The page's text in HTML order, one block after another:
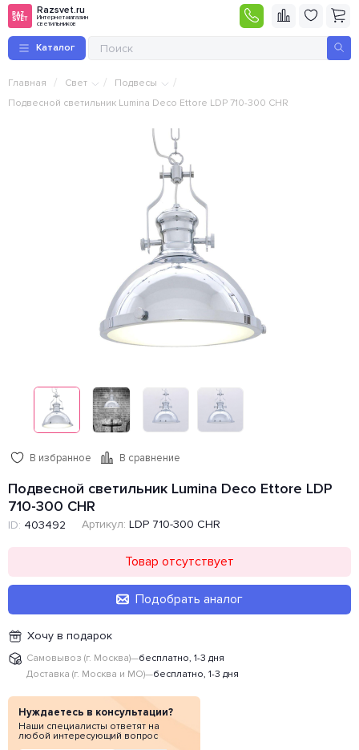
Razsvet.ru
Интернет-магазин
светильников
Каталог
Главная / Свет / Подвесы /
Подвесной светильник Lumina Deco Ettore LDP 710-300 CHR
В избранное В сравнение
Подвесной светильник Lumina Deco Ettore LDP
710-300 CHR
ID: 403492 Артикул: LDP 710-300 CHR
Товар отсутствует
Подобрать аналог
Хочу в подарок
Самовывоз (г. Москва)—бесплатно, 1-3 дня
Доставка (г. Москва и МО)—бесплатно, 1-3 дня
Нуждаетесь в консультации?
Наши специалисты ответят на
любой интересующий вопрос